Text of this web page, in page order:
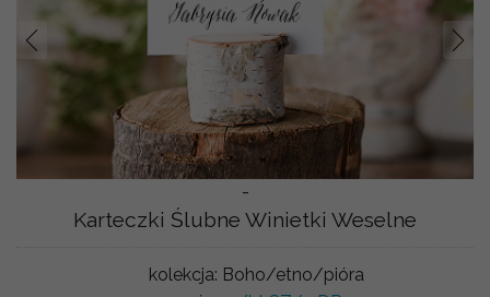
-
Prev
Karteczki Ślubne Winietki Weselne
kolekcja: Boho/etno/pióra